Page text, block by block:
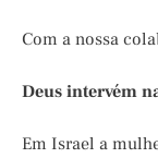
Com a nossa
Deus intervém
Em Israel a